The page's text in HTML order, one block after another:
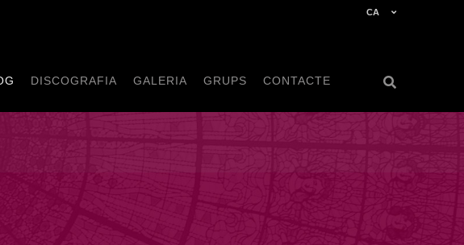
CA
DISCOGRAFIA GALERIA GRUPS CONTACTE